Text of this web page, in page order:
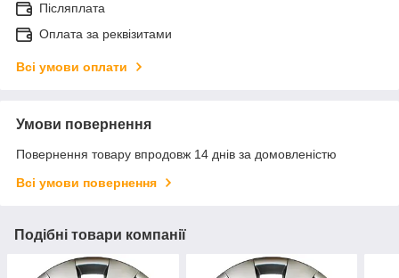
Післяплата
Оплата за реквізитами
Всі умови оплати
Умови повернення
Повернення товару впродовж 14 днів за домовленістю
Всі умови повернення
Подібні товари компанії